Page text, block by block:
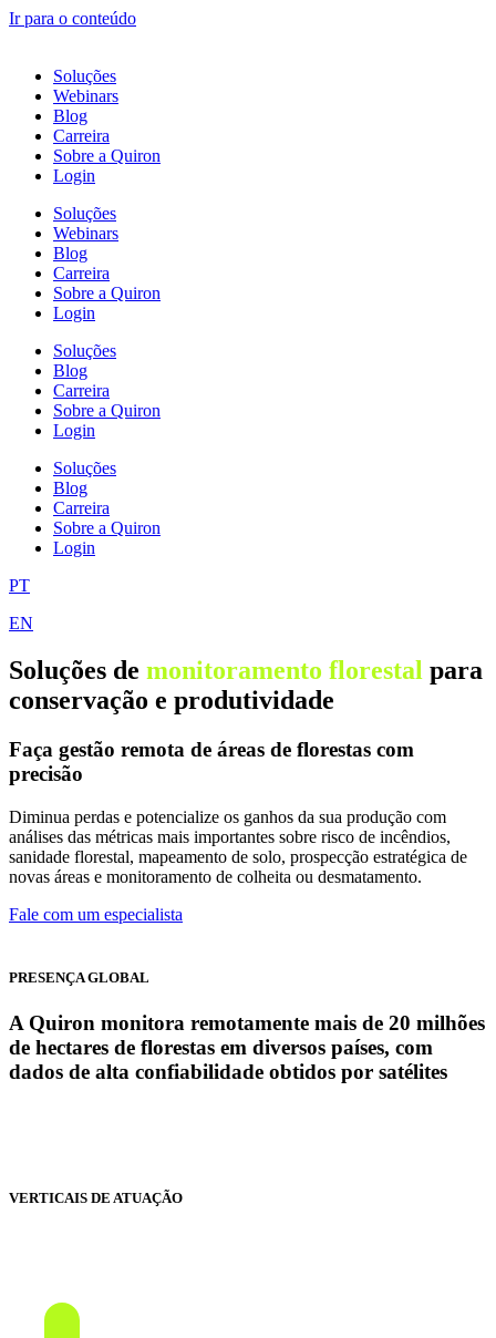
Ir para o conteúdo
Soluções
Webinars
Blog
Carreira
Sobre a Quiron
Login
Soluções
Webinars
Blog
Carreira
Sobre a Quiron
Login
Soluções
Blog
Carreira
Sobre a Quiron
Login
Soluções
Blog
Carreira
Sobre a Quiron
Login
PT
EN
Soluções de monitoramento florestal para
conservação e produtividade
Faça gestão remota de áreas de florestas com
precisão
Diminua perdas e potencialize os ganhos da sua produção com
análises das métricas mais importantes sobre risco de incêndios,
sanidade florestal, mapeamento de solo, prospecção estratégica de
novas áreas e monitoramento de colheita ou desmatamento.
Fale com um especialista
PRESENÇA GLOBAL
A Quiron monitora remotamente mais de 20 milhões
de hectares de florestas em diversos países, com
dados de alta confiabilidade obtidos por satélites
VERTICAIS DE ATUAÇÃO